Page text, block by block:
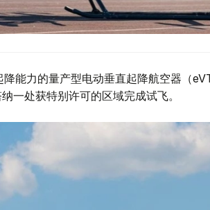
能力的量产型电动垂直起降航空器（
一处获特别许可的区域完成试飞。